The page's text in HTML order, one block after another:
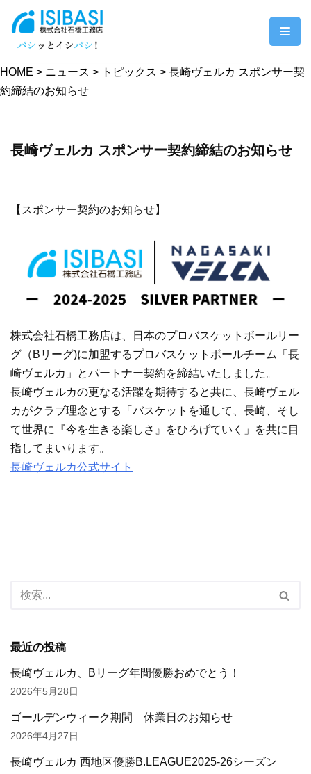
テ
ン
ス
プ
HOME > ニュース > トピックス > 長崎ヴェルカ スポンサー契
約締結のお知らせ
長崎ヴェルカ スポンサー契約締結のお知らせ
【スポンサー契約のお知らせ】
株式会社石橋工務店は、日本のプロバスケットボールリー
グ（Bリーグ)に加盟するプロバスケットボールチーム「長
崎ヴェルカ」とパートナー契約を締結いたしました。
長崎ヴェルカの更なる活躍を期待すると共に、長崎ヴェル
カがクラブ理念とする「バスケットを通して、長崎、そし
て世界に『今を生きる楽しさ』をひろげていく」を共に目
指してまいります。
長崎ヴェルカ公式サイト
最近の投稿
長崎ヴェルカ、Bリーグ年間優勝おめでとう！
2026年5月28日
ゴールデンウィーク期間 休業日のお知らせ
2026年4月27日
長崎ヴェルカ 西地区優勝B.LEAGUE2025-26シーズン